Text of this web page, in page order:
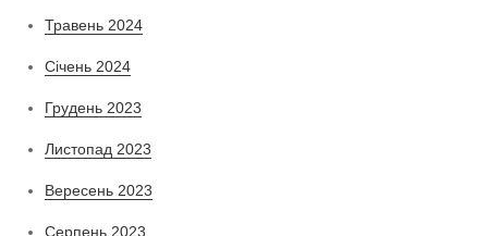
Травень 2024
Січень 2024
Грудень 2023
Листопад 2023
Вересень 2023
Серпень 2023